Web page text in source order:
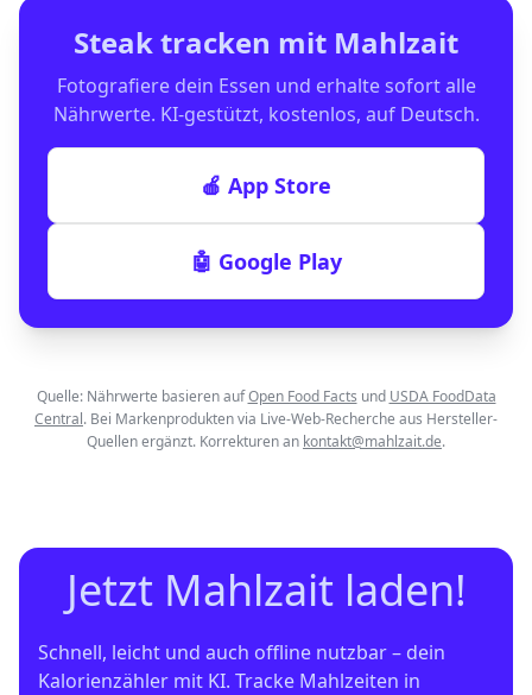
Steaktracken mit Mahlzait
Fotografiere dein Essen und erhalte sofort alle
Nährwerte. KI-gestützt, kostenlos, auf Deutsch.
🍎 App Store
🤖 Google Play
Quelle: Nährwerte basieren auf Open Food Facts und USDA FoodData
Central. Bei Markenprodukten via Live-Web-Recherche aus Hersteller-
Quellen ergänzt. Korrekturen an kontakt@mahlzait.de.
Jetzt Mahlzait laden!
Schnell, leicht und auch offline nutzbar – dein
Kalorienzähler mit KI. Tracke Mahlzeiten in